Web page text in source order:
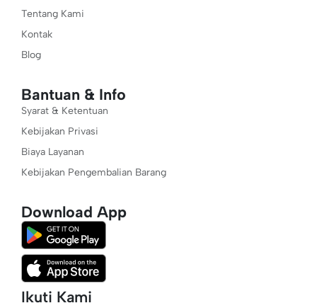
Tentang Kami
Kontak
Blog
Bantuan & Info
Syarat & Ketentuan
Kebijakan Privasi
Biaya Layanan
Kebijakan Pengembalian Barang
Download App
Ikuti Kami